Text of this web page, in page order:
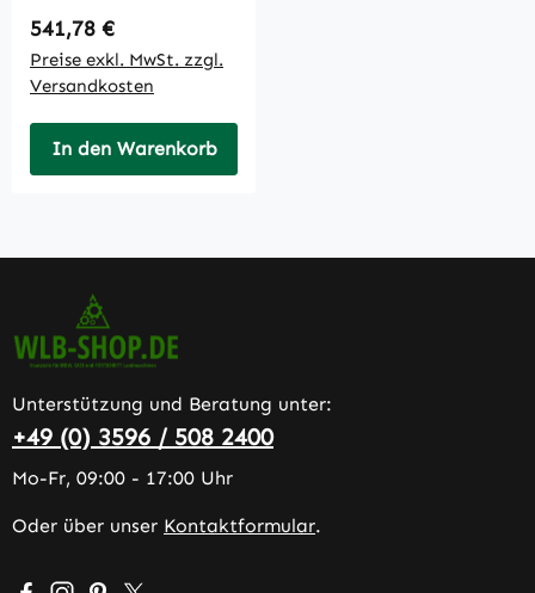
Belag
Regulärer Preis:
541,78 €
Preise exkl. MwSt. zzgl.
Versandkosten
In den Warenkorb
Unterstützung und Beratung unter:
+49 (0) 3596 / 508 2400
Mo-Fr, 09:00 - 17:00 Uhr
Oder über unser Kontaktformular.